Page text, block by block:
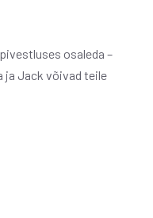
osaleda –
ja Jack võivad teile